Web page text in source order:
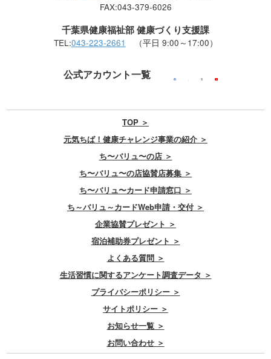
FAX:043-379-6026
千葉県健康福祉部 健康づくり支援課
TEL:043-223-2661 （平日 9:00～17:00）
公式アカウント一覧
TOP ＞
元気ちば！健康チャレンジ事業の紹介 ＞
ち〜バリュ〜の店 ＞
ち〜バリュ〜の店協賛店募集 ＞
ち〜バリュ〜カード申請窓口 ＞
ち～バリュ～カードWeb申請・交付 ＞
企業協賛プレゼント ＞
宿泊補助券プレゼント ＞
よくある質問 ＞
生活習慣に関するアンケート調査データ ＞
プライバシーポリシー ＞
サイトポリシー ＞
お知らせ一覧 ＞
お問い合わせ ＞